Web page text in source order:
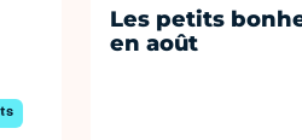
Les petits
en août